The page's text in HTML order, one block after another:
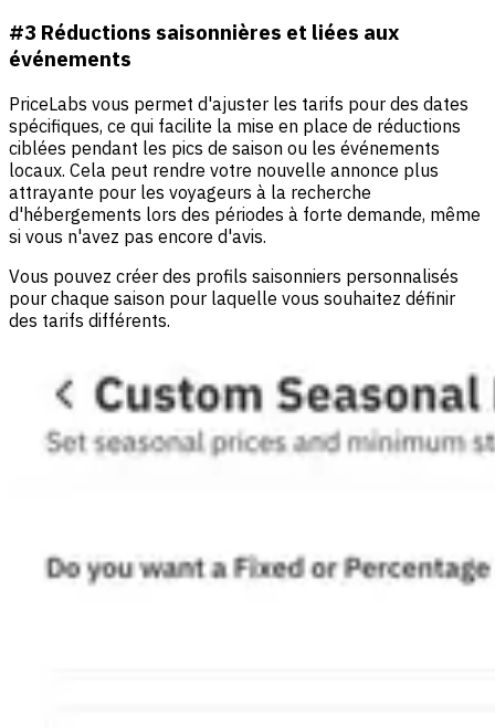
#3 Réductions saisonnières et liées aux
événements
PriceLabs vous permet d'ajuster les tarifs pour des dates
spécifiques, ce qui facilite la mise en place de réductions
ciblées pendant les pics de saison ou les événements
locaux. Cela peut rendre votre nouvelle annonce plus
attrayante pour les voyageurs à la recherche
d'hébergements lors des périodes à forte demande, même
si vous n'avez pas encore d'avis.
Vous pouvez créer des profils saisonniers personnalisés
pour chaque saison pour laquelle vous souhaitez définir
des tarifs différents.